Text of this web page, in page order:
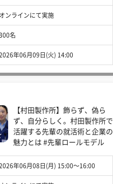
オンラインにて実施
名
年06月09日(火) 14:00
【村田製作所】飾らず、偽ら
ず、自分らしく。村田製作所で
活躍する先輩の就活術と企業の
魅力とは #先輩ロールモデル
年06月08日(月) 15:00〜16:00